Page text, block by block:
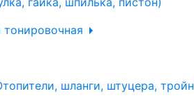
тонировочная
шланги, штуцера,